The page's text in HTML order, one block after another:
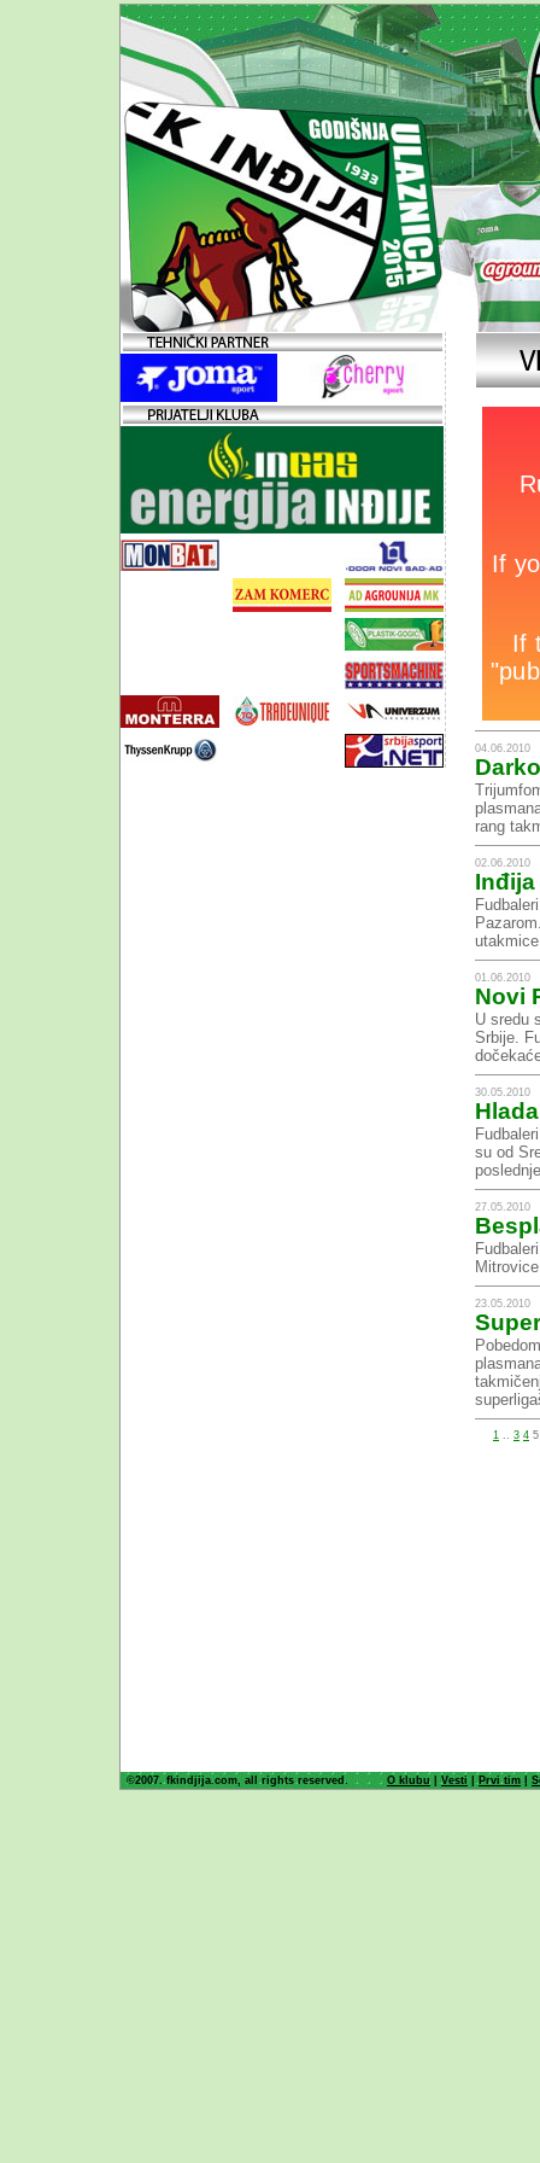
04.06.2010
rang
02.06.2010
01.06.2010
Novi
U sredu
Srbije.
30.05.2010
su od
27.05.2010
23.05.2010
1 .. 3 4
©2007. fkindjija.com, all rights reserved. O klubu |Vesti | Prvi tim |